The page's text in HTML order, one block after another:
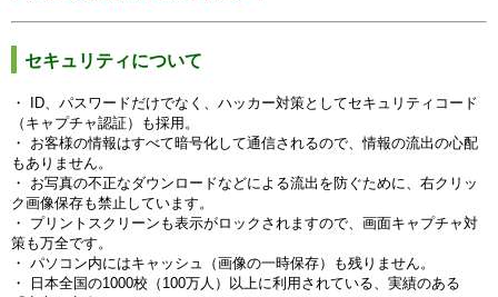
セキュリティについて
・ ID、パスワードだけでなく、ハッカー対策としてセキュリティコード
（キャプチャ認証）も採用。
・ お客様の情報はすべて暗号化して通信されるので、情報の流出の心配
もありません。
・ お写真の不正なダウンロードなどによる流出を防ぐために、右クリッ
ク画像保存も禁止しています。
・ プリントスクリーンも表示がロックされますので、画面キャプチャ対
策も万全です。
・ パソコン内にはキャッシュ（画像の一時保存）も残りません。
・ 日本全国の1000校（100万人）以上に利用されている、実績のある